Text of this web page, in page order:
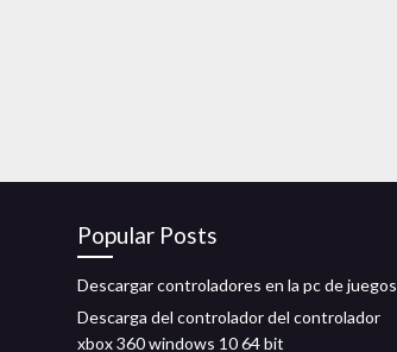
Popular Posts
Descargar controladores en la pc de juegos
Descarga del controlador del controlador
xbox 360 windows 10 64 bit